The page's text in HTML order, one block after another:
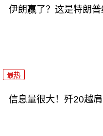
伊朗赢了？这是特朗普
最热
信息量很大！歼20越